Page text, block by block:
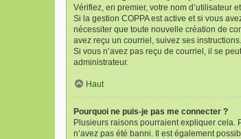
Vérifiez, en premier, votre nom d’utilisateur
Si la gestion COPPA est active et si vous
nécessiter que toute nouvelle création de
avez reçu un courriel, suivez ses instructions.
Si vous n’avez pas reçu de courriel, il se
administrateur.
Haut
Pourquoi ne puis-je pas me connecter ?
Plusieurs raisons pourraient expliquer cela.
n’avez pas été banni. Il est également